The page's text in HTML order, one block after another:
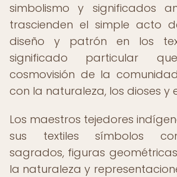
simbolismo y significados
trascienden el simple acto
diseño y patrón en los
significado particular
cosmovisión de la
con la naturaleza, los dioses y
Los maestros tejedores
sus textiles símbolos
sagrados, figuras
la naturaleza y